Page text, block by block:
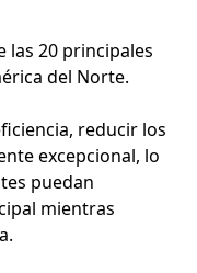
las 20 principales
del Norte.
reducir los
excepcional, lo
puedan
mientras